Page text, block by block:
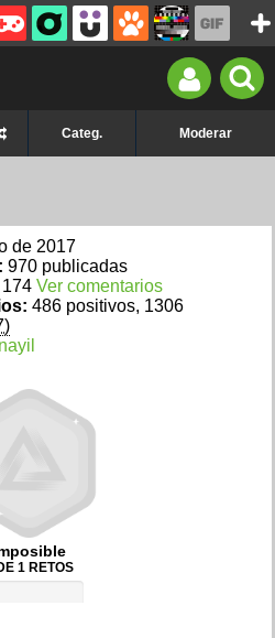
Categ. Moderar
de 2017
970 publicadas
174 Ver comentarios
486 positivos, 1306
1 RETOS